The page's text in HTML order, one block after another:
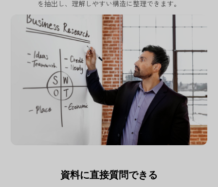
を抽出し、理解しやすい構造に整理できます。
資料に直接質問できる